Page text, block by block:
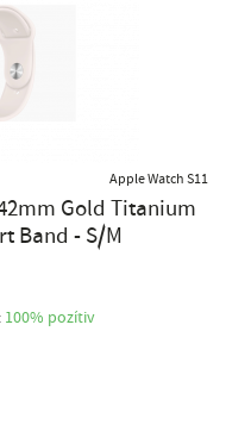
Apple Watch S11
Gold Titanium
Band - S/M
100% pozítiv